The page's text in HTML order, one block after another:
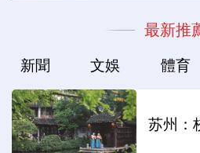
最新推
新聞 文娛 體育
苏州：